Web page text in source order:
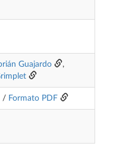
Guajardo
,
/ Formato PDF